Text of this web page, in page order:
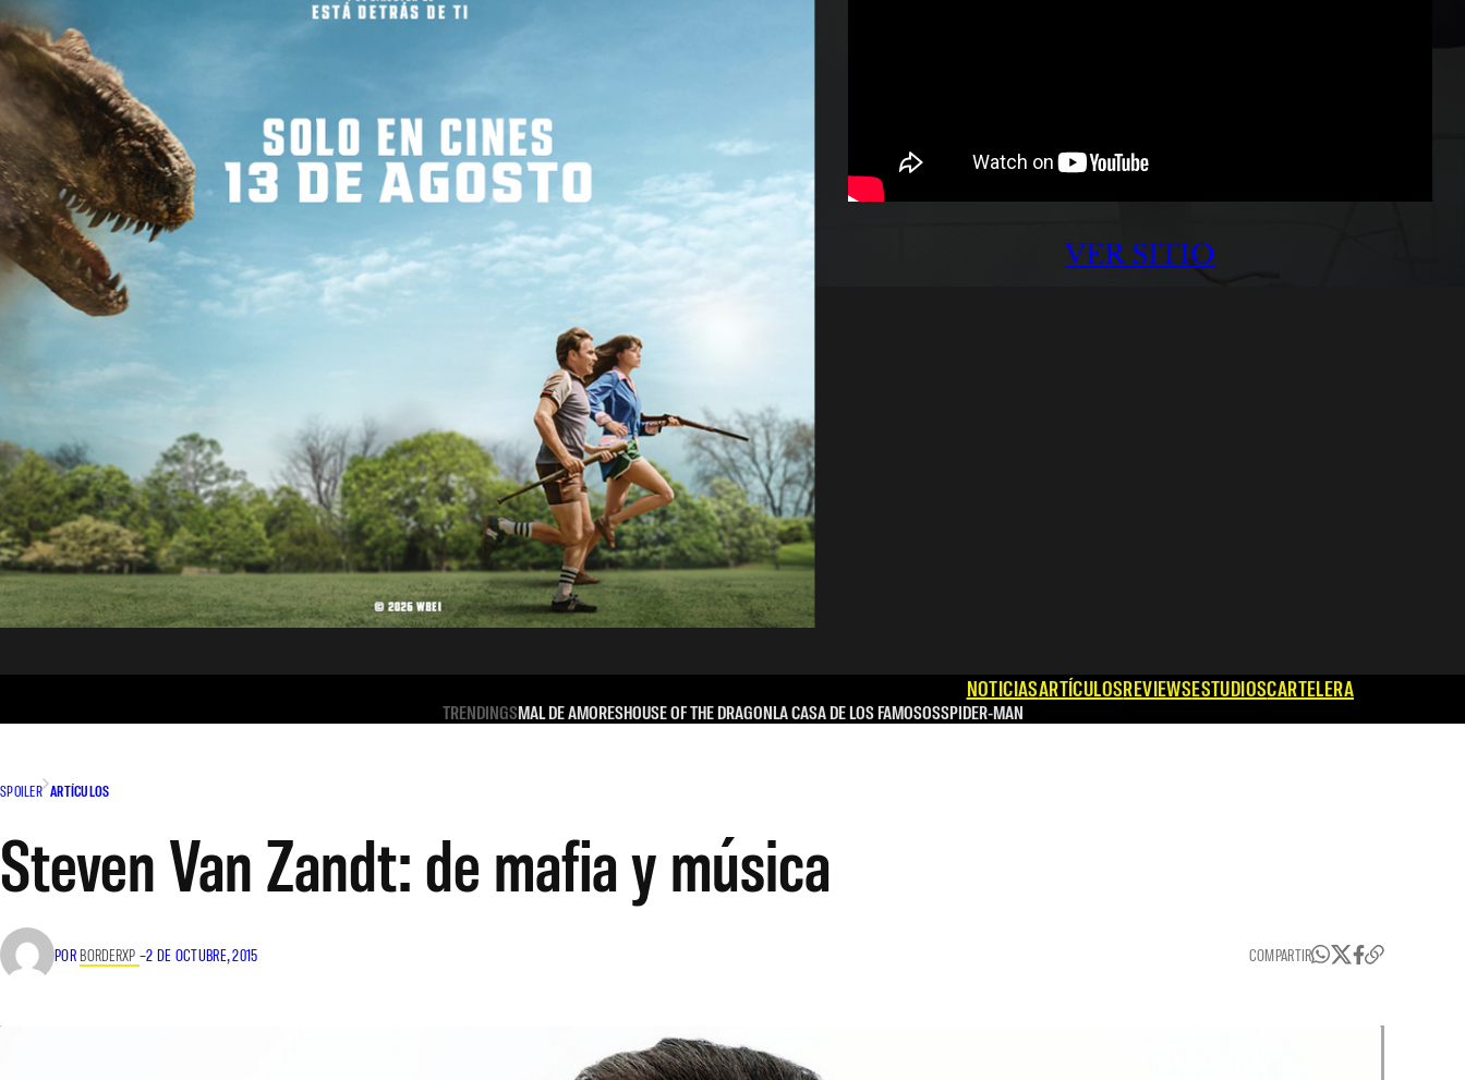
VER SITIO
NOTICIASARTÍCULOSREVIEWSESTUDIOSCARTELERA
TRENDINGSMAL DE AMORESHOUSE OF THE DRAGONLA CASA DE LOS FAMOSOSSPIDER-MAN
SPOILER ARTÍCULOS
Steven Van Zandt: de mafia y música
POR BORDERXP –2 DE OCTUBRE, 2015 COMPARTIR